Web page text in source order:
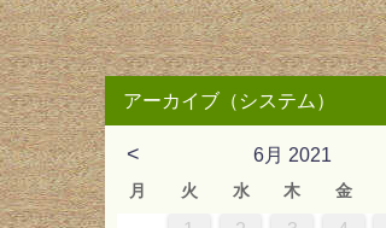
アーカイブ（システム）
< 6月 2021
月 火 水 木 金